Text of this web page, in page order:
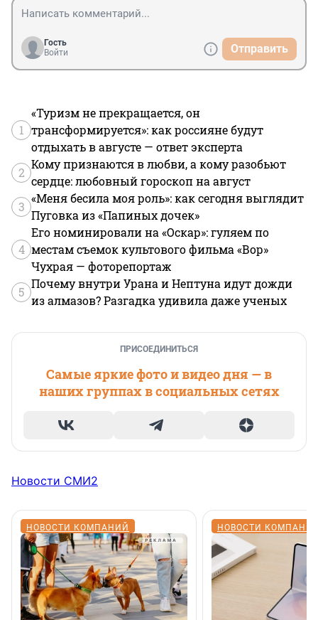
Гость
Войти
Отправить
1
«Туризм не прекращается, он
трансформируется»: как россияне будут
отдыхать в августе — ответ эксперта
2
Кому признаются в любви, а кому разобьют
сердце: любовный гороскоп на август
3
«Меня бесила моя роль»: как сегодня выглядит
Пуговка из «Папиных дочек»
4
Его номинировали на «Оскар»: гуляем по
местам съемок культового фильма «Вор»
Чухрая — фоторепортаж
5
Почему внутри Урана и Нептуна идут дожди
из алмазов? Разгадка удивила даже ученых
ПРИСОЕДИНИТЬСЯ
Самые яркие фото и видео дня — в
наших группах в социальных сетях
Новости СМИ2
НОВОСТИ КОМПАНИЙ НОВОСТИ